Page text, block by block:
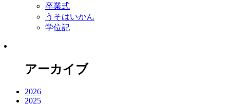
卒業式
うそはいかん
学位記
アーカイブ
2026
2025